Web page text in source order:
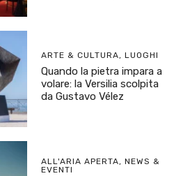
ARTE & CULTURA, LUOGHI
Quando la pietra impara a
volare: la Versilia scolpita
da Gustavo Vélez
ALL'ARIA APERTA, NEWS &
EVENTI